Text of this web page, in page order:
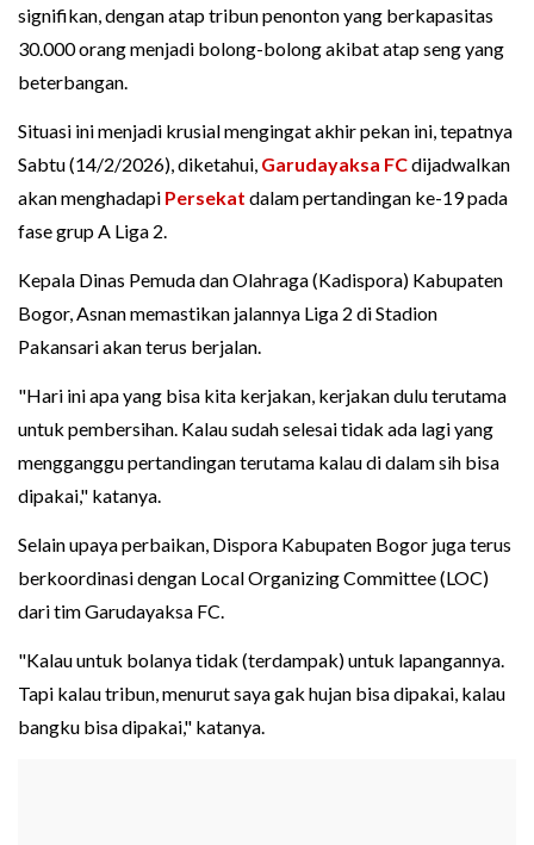
signifikan, dengan atap tribun penonton yang berkapasitas
30.000 orang menjadi bolong-bolong akibat atap seng yang
beterbangan.
Situasi ini menjadi krusial mengingat akhir pekan ini, tepatnya
Sabtu (14/2/2026), diketahui, Garudayaksa FCdijadwalkan
akan menghadapi Persekat dalam pertandingan ke-19 pada
fase grup A Liga 2.
Kepala Dinas Pemuda dan Olahraga (Kadispora) Kabupaten
Bogor, Asnan memastikan jalannya Liga 2 di Stadion
Pakansari akan terus berjalan.
"Hari ini apa yang bisa kita kerjakan, kerjakan dulu terutama
untuk pembersihan. Kalau sudah selesai tidak ada lagi yang
mengganggu pertandingan terutama kalau di dalam sih bisa
dipakai," katanya.
Selain upaya perbaikan, Dispora Kabupaten Bogor juga terus
berkoordinasi dengan Local Organizing Committee (LOC)
dari tim Garudayaksa FC.
"Kalau untuk bolanya tidak (terdampak) untuk lapangannya.
Tapi kalau tribun, menurut saya gak hujan bisa dipakai, kalau
bangku bisa dipakai," katanya.